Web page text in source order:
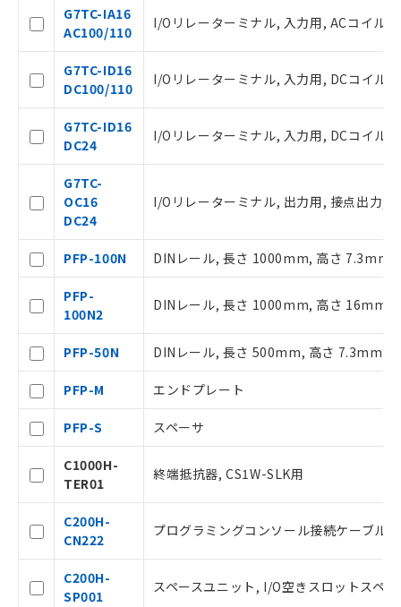
G7TC-IA16
AC100/110
I/Oリレーターミナル, 入力用, ACコイル
G7TC-ID16
DC100/110
I/Oリレーターミナル, 入力用, DCコイル
G7TC-ID16
DC24
I/Oリレーターミナル, 入力用, DCコイル
G7TC-
OC16
DC24
I/Oリレーターミナル, 出力用, 接点出力,
PFP-100N DINレール, 長さ 1000mm, 高さ 7.3mm
PFP-
100N2
DINレール, 長さ 1000mm, 高さ 16mm
PFP-50N DINレール, 長さ 500mm, 高さ 7.3mm
PFP-M エンドプレート
PFP-S スペーサ
C1000H-
TER01
終端抵抗器, CS1W-SLK用
C200H-
CN222
プログラミングコンソール接続ケーブル,
C200H-
SP001
スペースユニット, I/O空きスロットスペ
記
号
説明
△ 一定数には満たないが在庫あり
－
在庫なし(最新の在庫状況につ
いては、お客様のお取引先、ま
たはお客様担当のオムロン制御
機器販売店・当社販売員にご確
認ください)
空
白
情報を公開していない機種
ご利用条件
以下の条件をお読みいただき、同意のうえ
ご利用ください。
本サービスは、当社制御機器事業取扱
商品の当社在庫状況および標準価格(税
本サービスの対象外となる商品もある
ことをご了承ください。
記載している更新日時点での社内デー
タに基づき作成されるものであり、閲
準価格とは異なる場合があることをご
正式な納期状況および標準価格はお客
様のお取引先、またはお客様担当のオ
ムロン制御機器販売店・当社販売員に
ご相談ください。
オムロン制御機器販売店や当社販売拠
販売ネットワーク
ください。
在庫状況および標準価格結果を当社の
マイパーツ機能（部品リスト作成サー
あります。